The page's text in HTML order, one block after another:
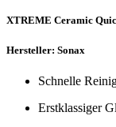
XTREME Ceramic
Hersteller: Sonax
Schnelle
Erstklassiger